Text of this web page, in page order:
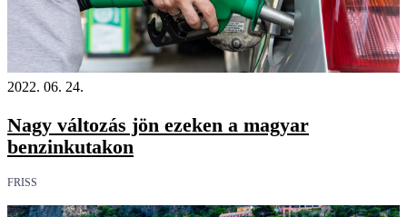
2022. 06. 24.
Nagy változás jön ezeken a magyar
benzinkutakon
FRISS